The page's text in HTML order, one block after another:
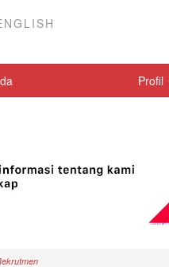
Profil